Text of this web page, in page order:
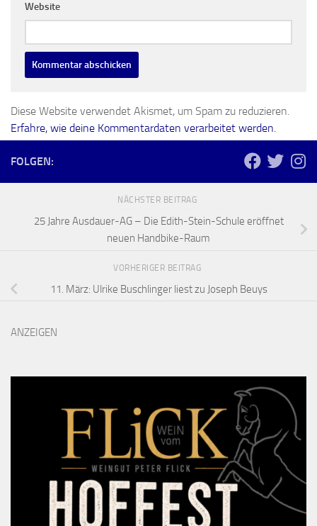
Website
Diese Website verwendet Akismet, um Spam zu reduzieren.
Erfahre, wie deine Kommentardaten verarbeitet werden.
FOLGEN:
NÄCHSTER BEITRAG
25 Jahre Ausdauer-AG – Die Edith-Stein-Schule eröffnet
neuen Handbike-Raum
VORHERIGER BEITRAG
11. März: Ulrike Buschlinger liest zu Joseph Beuys
ANZEIGEN